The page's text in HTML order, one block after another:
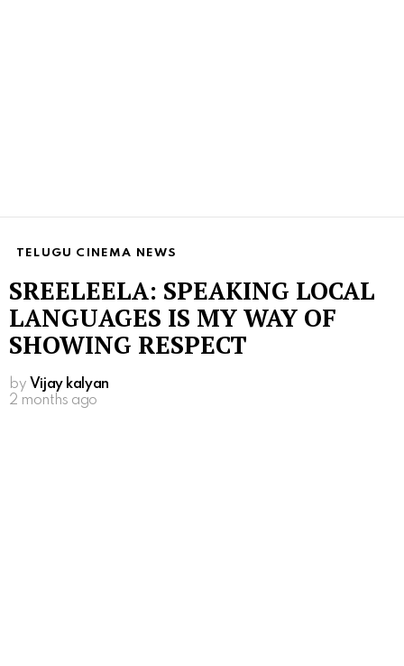
TELUGU CINEMA NEWS
SREELEELA: SPEAKING LOCAL
LANGUAGES IS MY WAY OF
SHOWING RESPECT
by Vijay kalyan
2 months ago